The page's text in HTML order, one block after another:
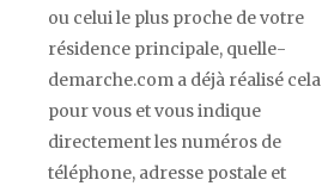
ou celui le plus proche de votre
résidence principale, quelle-
demarche.com a déjà réalisé cela
pour vous et vous indique
directement les numéros de
téléphone, adresse postale et